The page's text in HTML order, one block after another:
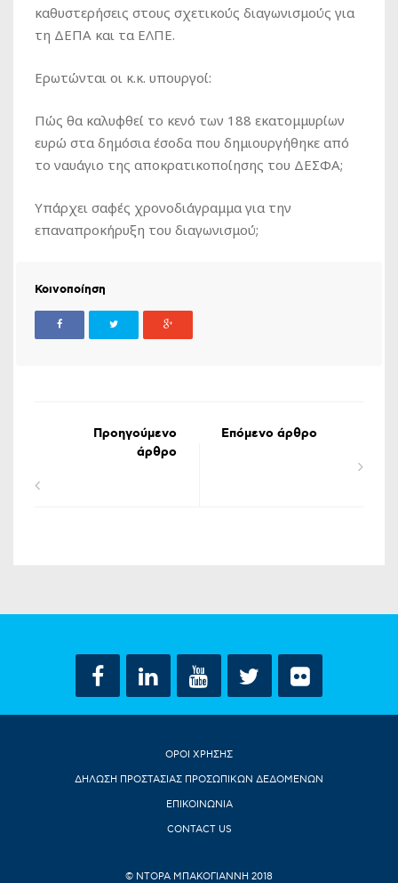
καθυστερήσεις στους σχετικούς διαγωνισμούς για
τη ΔΕΠΑ και τα ΕΛΠΕ.
Ερωτώνται οι κ.κ. υπουργοί:
Πώς θα καλυφθεί το κενό των 188 εκατομμυρίων
ευρώ στα δημόσια έσοδα που δημιουργήθηκε από
το ναυάγιο της αποκρατικοποίησης του ΔΕΣΦΑ;
Υπάρχει σαφές χρονοδιάγραμμα για την
επαναπροκήρυξη του διαγωνισμού;
Κοινοποίηση
Προηγούμενο
άρθρο
Επόμενο άρθρο
ΟΡΟΙ ΧΡΗΣΗΣ
ΔΗΛΩΣΗ ΠΡΟΣΤΑΣΙΑΣ ΠΡΟΣΩΠΙΚΩΝ ΔΕΔΟΜΕΝΩΝ
ΕΠΙΚΟΙΝΩΝΙΑ
CONTACT US
© ΝΤΟΡΑ ΜΠΑΚΟΓΙΑΝΝΗ 2018